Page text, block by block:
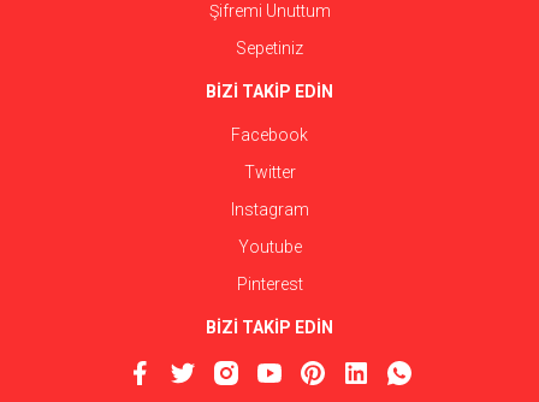
Şifremi Unuttum
Sepetiniz
BİZİ TAKİP EDİN
Facebook
Twitter
Instagram
Youtube
Pinterest
BİZİ TAKİP EDİN